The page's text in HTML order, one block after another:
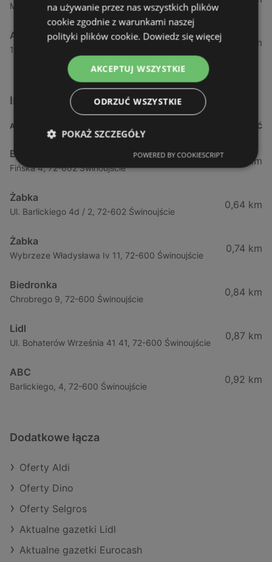
Maszewska 7, 72-100 Goleniów
Aldi
1 Maja 43, 71-627 Szczecin
54,82 km
Inne sklepy Supermarkety w pobliżu
ADRES ODLEGŁOŚĆ
Biedronka
Fińska 4, 72-602 Świnoujście
0,23 km
Żabka
Ul. Barlickiego 4d / 2, 72-602 Świnoujście
0,64 km
Żabka
Wybrzeze Władysława Iv 11, 72-600 Świnoujście
0,74 km
Biedronka
Chrobrego 9, 72-600 Świnoujście
0,84 km
Lidl
Ul. Bohaterów Września 41 41, 72-600 Świnoujście
0,87 km
ABC
Barlickiego, 4, 72-600 Świnoujście
0,92 km
Dodatkowe łącza
Oferty Aldi
Oferty Dino
Oferty Selgros
Aktualne gazetki Lidl
Aktualne gazetki Eurocash
na używanie przez nas wszystkich plików
cookie zgodnie z warunkami naszej
polityki plików cookie. Dowiedz się więcej
AKCEPTUJ WSZYSTKIE
ODRZUĆ WSZYSTKIE
POKAŻ SZCZEGÓŁY
POWERED BY COOKIESCRIPT